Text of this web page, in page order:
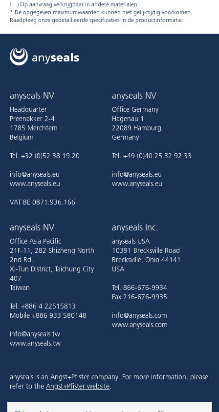
Op aanvraag verkrijgbaar in andere materialen.
* De opgegeven maximumwaarden kunnen niet gelijktijdig voorkomen.
Raadpleeg onze gedetailleerde specificaties in de productinformatie.
anyseals NV
Headquarter
Preenakker 2-4
1785 Merchtem
Belgium
Tel. +32 (0)52 38 19 20
info@anyseals.eu
www.anyseals.eu
VAT BE 0871.936.166
anyseals NV
Office Germany
Hagenau 1
22089 Hamburg
Germany
Tel. +49 (0)40 25 32 92 33
info@anyseals.eu
www.anyseals.eu
anyseals NV
Office Asia Pacific
21F-11, 282 Shizheng North
2nd Rd.
Xi-Tun District, Taichung City
407
Taiwan
Tel. +886 4 22515813
Mobile +886 933 580148
info@anyseals.tw
www.anyseals.tw
anyseals Inc.
anyseals USA
10391 Brecksville Road
Brecksville, Ohio 44141
USA
Tel. 866-676-9934
Fax 216-676-9935
info@anyseals.com
www.anyseals.com
anyseals is an Angst+Pfister company. For more information, please
refer to the Angst+Pfister website.